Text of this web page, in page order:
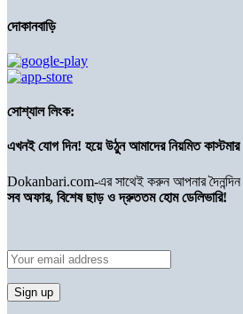
দোকানবাড়ি
সোশ্যাল লিংক:
এখনই যোগ দিন! হয়ে উঠুন আমাদের নিয়মিত কাস্টমার
Dokanbari.com-এর সাথেই করুন আপনার
সব অফার, বিশেষ ছাড় ও দ্রুততম হোম ডেলিভারি!